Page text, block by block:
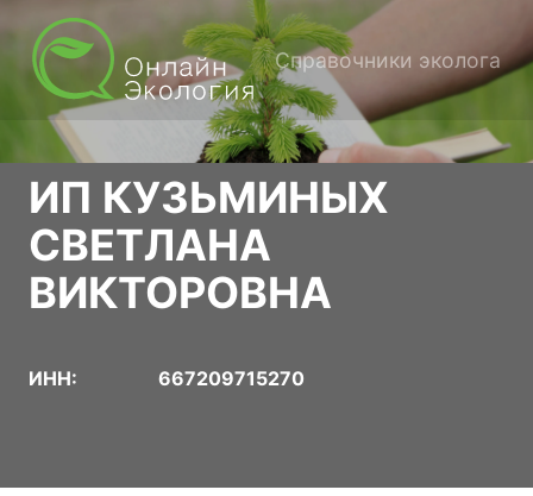
Справочники эколога
ИП КУЗЬМИНЫХ
СВЕТЛАНА
ВИКТОРОВНА
ИНН: 667209715270